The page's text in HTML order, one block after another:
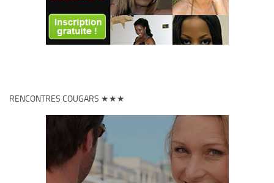
RENCONTRES COUGARS ★★★